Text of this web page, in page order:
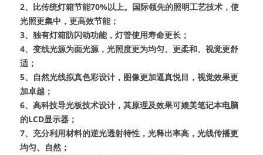
2、比传统灯箱节能70%以上。国际领先的照明工艺技术，使
光照更集中，更高效节能；
3、独有灯箱防闪动功能，灯管使用寿命更长；
4、变线光源为面光源，光照度更为均匀、更柔和、视觉更舒
适；
5、自然光线拟真色彩设计，图像更加逼真悦目，视觉效果更
加卓越；
6、高科技导光板技术设计，其原理及效果可媲美笔记本电脑
的LCD显示器；
7、充分利用材料的逆光透射特性，光释出率高，光线传播更
均匀、自然；